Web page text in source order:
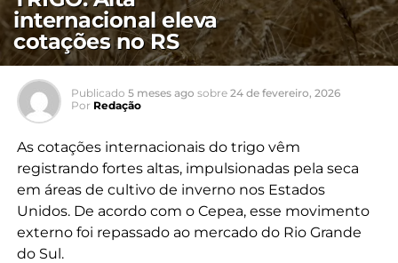
internacional eleva
cotações no RS
Publicado 5 meses ago sobre 24 de fevereiro, 2026
Por Redação
As cotações internacionais do trigo vêm
registrando fortes altas, impulsionadas pela seca
em áreas de cultivo de inverno nos Estados
Unidos. De acordo com o Cepea, esse movimento
externo foi repassado ao mercado do Rio Grande
do Sul.